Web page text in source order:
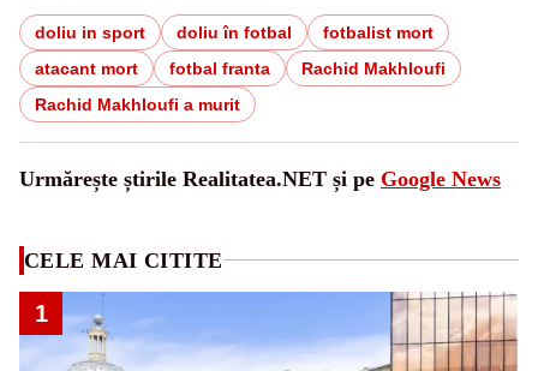
doliu in sport doliu în fotbal
fotbalist mort
atacant mort
fotbal franta
Rachid Makhloufi
Rachid Makhloufi a murit
Urmărește știrile Realitatea.NET și pe Google News
CELE MAI CITITE
1